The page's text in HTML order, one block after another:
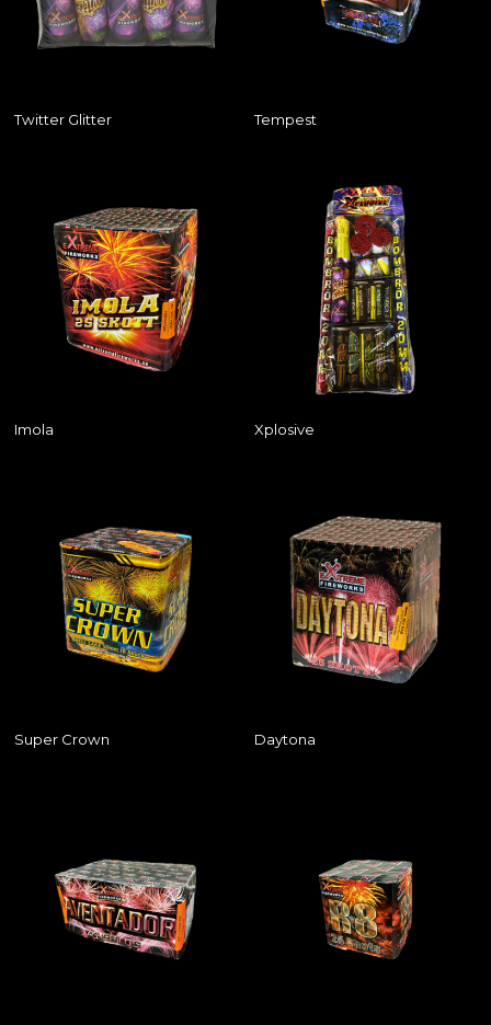
Twitter Glitter Tempest
Imola Xplosive
Super Crown Daytona